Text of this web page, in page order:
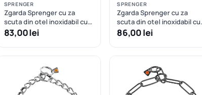
SPRENGER
Zgarda Sprenger cu za
scuta din otel inoxidabil cu
fir 3.0 mm - 55 cm
83,00 lei
SPRENGER
Zgarda Sprenger cu za
scuta din otel inoxidabil cu
fir 3.0 mm - 60 cm
86,00 lei